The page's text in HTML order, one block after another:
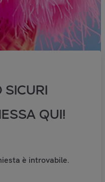
SICURI
QUI!
è introvabile.